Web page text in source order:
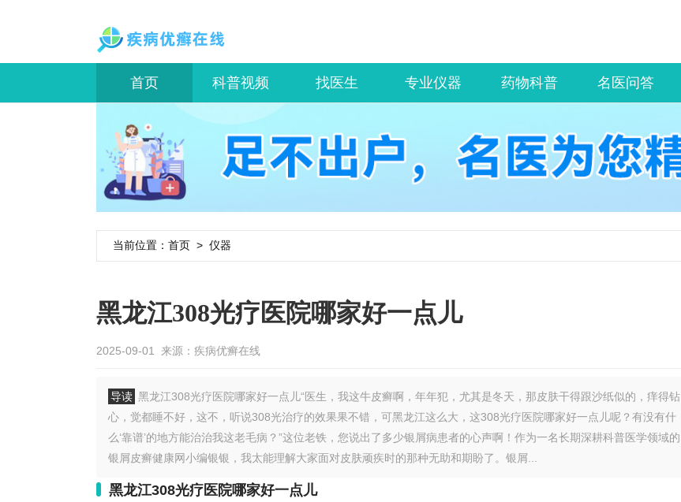
首页 科普视频 找医生 专业仪器 药物科普 名医问答
当前位置： 首页 > 仪器
黑龙江308光疗医院哪家好一点儿
2025-09-01 来源： 疾病优癣在线
导读 黑龙江308光疗医院哪家好一点儿“医生，我这牛皮癣啊，年年犯，尤其是冬天，那皮肤干得跟沙纸似的，痒得钻
心，觉都睡不好，这不，听说308光治疗的效果果不错，可黑龙江这么大，这308光疗医院哪家好一点儿呢？有没有什
么‘靠谱’的地方能治治我这老毛病？”这位老铁，您说出了多少银屑病患者的心声啊！作为一名长期深耕科普医学领域的
银屑皮癣健康网小编银银，我太能理解大家面对皮肤顽疾时的那种无助和期盼了。银屑...
黑龙江308光疗医院哪家好一点儿